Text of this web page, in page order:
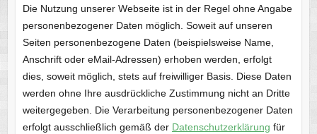
Die Nutzung unserer Webseite ist in der Regel ohne Angabe
personenbezogener Daten möglich. Soweit auf unseren
Seiten personenbezogene Daten (beispielsweise Name,
Anschrift oder eMail-Adressen) erhoben werden, erfolgt
dies, soweit möglich, stets auf freiwilliger Basis. Diese Daten
werden ohne Ihre ausdrückliche Zustimmung nicht an Dritte
weitergegeben. Die Verarbeitung personenbezogener Daten
erfolgt ausschließlich gemäß der Datenschutzerklärung für